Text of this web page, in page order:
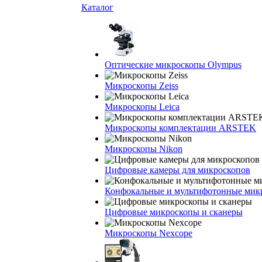
Каталог
Оптические микроскопы Olympus
Микроскопы Zeiss
Микроскопы Leica
Микроскопы комплектации ARSTEK
Микроскопы Nikon
Цифровые камеры для микроскопов
Конфокальные и мультифотонные
Цифровые микроскопы и сканеры
Микроскопы Nexcope